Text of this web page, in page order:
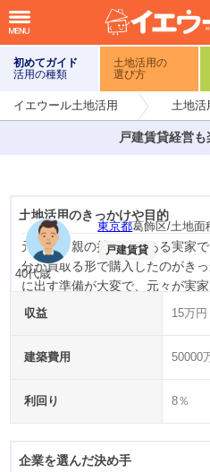
初めてガイド
活用の種類
土地活用の
選び方
イエウール土地活用 土地活
戸建賃貸経営も
東京都葛飾区/土地面
戸建賃貸
40代歳
収益 15万円
建築費用 50000
利回り 8％
土地活用のきっかけや目的
元々は両親の持ち物である実家
分が買取る形で購入したのがき
に出す準備が大変で、元々が実
大変でした。4LDKの部屋サイズ
出しが増えました。築年数も重
企業を選んだ決め手